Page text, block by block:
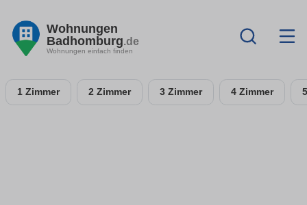
Wohnungen
Badhomburg.de
Wohnungen einfach finden
1 Zimmer 2 Zimmer 3 Zimmer 4 Zimmer